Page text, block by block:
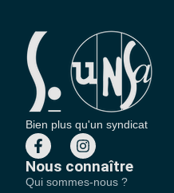
Bien plus qu'un syndicat
Nous connaître
Qui sommes-nous ?